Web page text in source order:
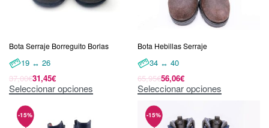
Bota Serraje Borreguito Borlas
19 ↔ 26
37,00€31,45€
Seleccionar opciones
Bota Hebillas Serraje
34 ↔ 40
65,95€56,06€
Seleccionar opciones